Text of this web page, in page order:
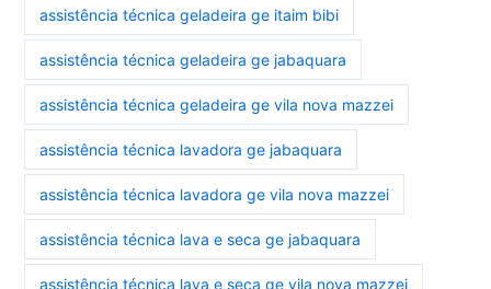
assistência técnica geladeira ge itaim bibi
assistência técnica geladeira ge jabaquara
assistência técnica geladeira ge vila nova mazzei
assistência técnica lavadora ge jabaquara
assistência técnica lavadora ge vila nova mazzei
assistência técnica lava e seca ge jabaquara
assistência técnica lava e seca ge vila nova mazzei